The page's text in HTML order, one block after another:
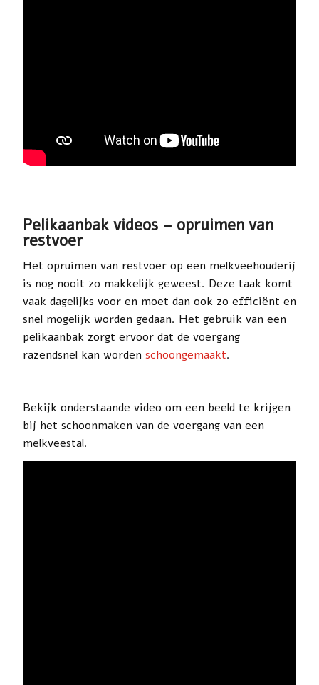
Pelikaanbak videos – opruimen van
restvoer
Het opruimen van restvoer op een melkveehouderij
is nog nooit zo makkelijk geweest. Deze taak komt
vaak dagelijks voor en moet dan ook zo efficiënt en
snel mogelijk worden gedaan. Het gebruik van een
pelikaanbak zorgt ervoor dat de voergang
razendsnel kan worden schoongemaakt.
Bekijk onderstaande video om een beeld te krijgen
bij het schoonmaken van de voergang van een
melkveestal.